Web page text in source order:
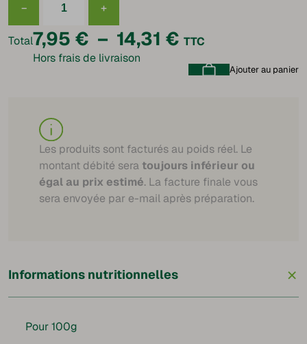
−
quantité
de
Poitrine
fumée
supérieure
+
Total7,95 € – 14,31 € Plage
de
à
14,31 €
TTC
Hors frais de livraison
Ajouter au panier
Les produits sont facturés au poids réel. Le
montant débité sera toujours inférieur ou
égal au prix estimé. La facture finale vous
sera envoyée par e-mail après préparation.
Informations nutritionnelles +
Pour 100g